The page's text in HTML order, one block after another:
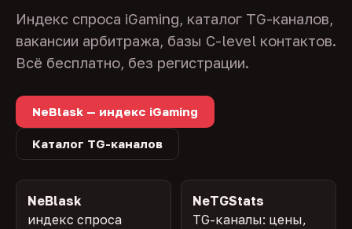
Индекс спроса iGaming, каталог TG-каналов,
вакансии арбитража, базы C-level контактов.
Всё бесплатно, без регистрации.
NeBlask — индекс iGaming
Каталог TG-каналов
NeBlask
индекс спроса
NeTGStats
TG-каналы: цены,